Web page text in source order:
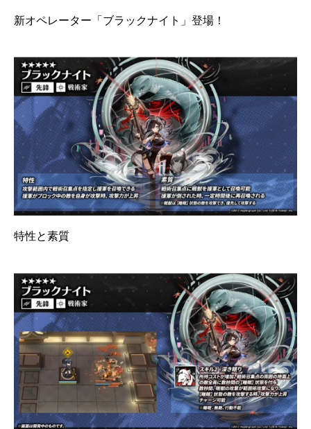
新オペレーター「ブラックナイト」登場！
特性と素質